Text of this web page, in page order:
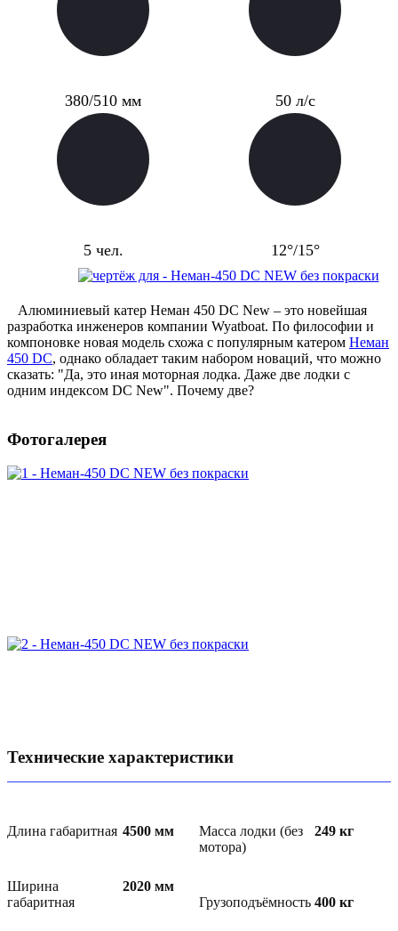
380/510 мм 50 л/с
5 чел. 12°/15°
Алюминиевый катер Неман 450 DC New – это новейшая
разработка инженеров компании Wyatboat. По философии и
компоновке новая модель схожа с популярным катером Неман
450 DC, однако обладает таким набором новаций, что можно
сказать: "Да, это иная моторная лодка. Даже две лодки с
одним индексом DC New". Почему две?
Фотогалерея
Технические характеристики
Длина габаритная 4500 мм
Ширина
габаритная
2020 мм
Масса лодки (без
мотора)
249 кг
Грузоподъёмность 400 кг